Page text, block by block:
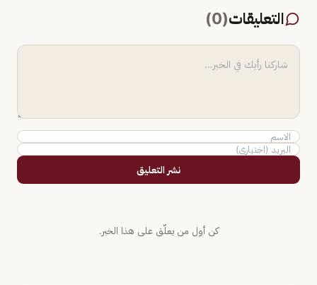
التعليقات(
0
)
نشر التعليق
كن أول من يعلّق على هذا الخبر.